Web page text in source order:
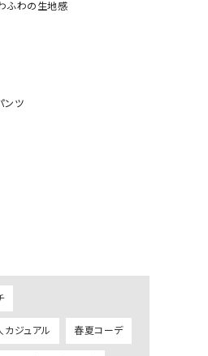
）
リー）
ツ）
ー） Osmosis（オズモシス）
ふわの生地感
ンツ
カジュアル 春夏コーデ